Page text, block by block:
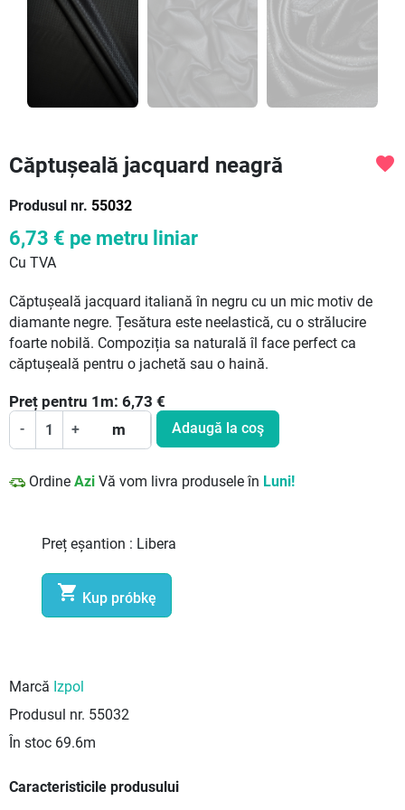
Căptușeală jacquard neagră
Produsul nr. 55032
favorite
6,73 € pe metru liniar
Cu TVA
Căptușeală jacquard italiană în negru cu un mic motiv de
diamante negre. Țesătura este neelastică, cu o strălucire
foarte nobilă. Compoziția sa naturală îl face perfect ca
căptușeală pentru o jachetă sau o haină.
Preț pentru 1 m: 6,73 €
- + m Adaugă la coş
Ordine Azi Vă vom livra produsele în Luni!
Preț eșantion : Libera
 Kup próbkę
Marcă Izpol
Produsul nr. 55032
În stoc 69.6m
Caracteristicile produsului